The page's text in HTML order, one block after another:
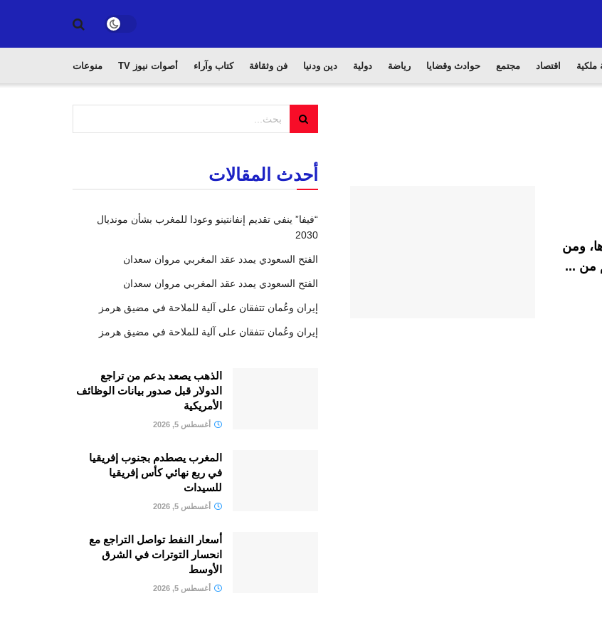
اقتصاد مجتمع حوادث وقضايا رياضة دولية دين ودنيا فن وثقافة كتاب وآراء أصوات نيوز TV منوعات
ومن
من ...
أحدث المقالات
“فيفا” ينفي تقديم إنفانتينو وعودا للمغرب بشأن مونديال
2030
الفتح السعودي يمدد عقد المغربي مروان سعدان
الفتح السعودي يمدد عقد المغربي مروان سعدان
إيران وعُمان تتفقان على آلية للملاحة في مضيق هرمز
إيران وعُمان تتفقان على آلية للملاحة في مضيق هرمز
الذهب يصعد بدعم من تراجع
الدولار قبل صدور بيانات الوظائف
الأمريكية
أغسطس 5, 2026
المغرب يصطدم بجنوب إفريقيا
في ربع نهائي كأس إفريقيا
للسيدات
أغسطس 5, 2026
أسعار النفط تواصل التراجع مع
انحسار التوترات في الشرق
الأوسط
أغسطس 5, 2026